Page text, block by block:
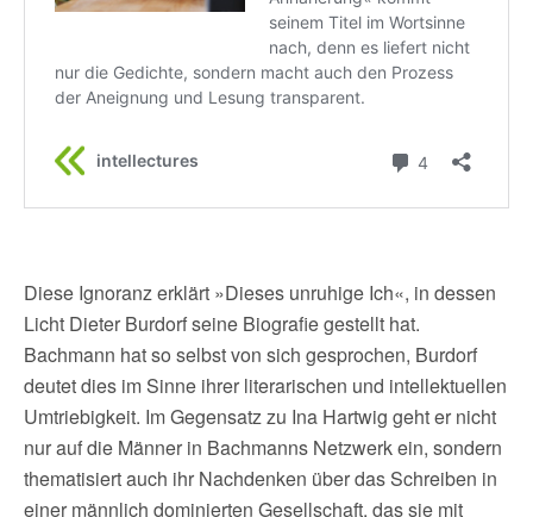
Diese Ignoranz erklärt »Dieses unruhige Ich«, in dessen
Licht Dieter Burdorf seine Biografie gestellt hat.
Bachmann hat so selbst von sich gesprochen, Burdorf
deutet dies im Sinne ihrer literarischen und intellektuellen
Umtriebigkeit. Im Gegensatz zu Ina Hartwig geht er nicht
nur auf die Männer in Bachmanns Netzwerk ein, sondern
thematisiert auch ihr Nachdenken über das Schreiben in
einer männlich dominierten Gesellschaft, das sie mit